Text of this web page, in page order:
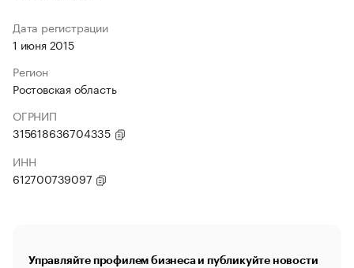
Дата регистрации
1 июня 2015
Регион
Ростовская область
ОГРНИП
315618636704335
ИНН
612700739097
Управляйте профилем бизнеса и публикуйте новости